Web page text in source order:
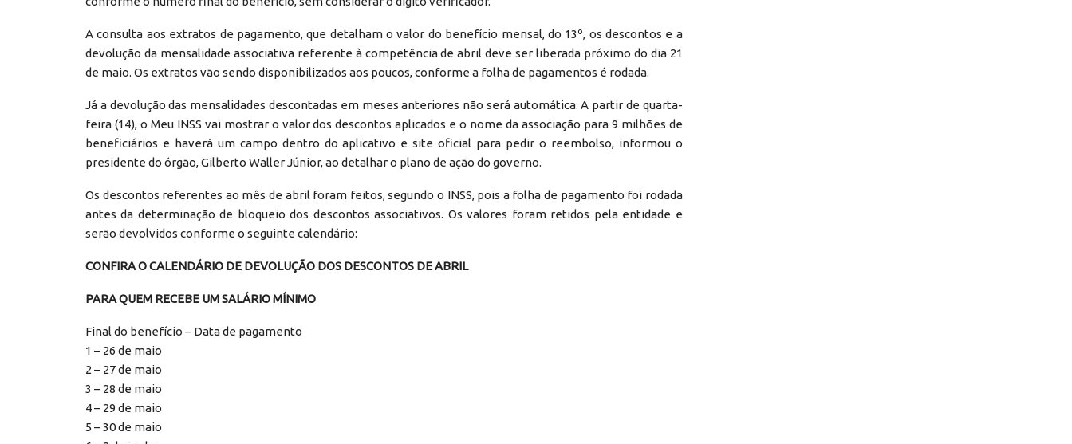
A consulta aos extratos de pagamento, que detalham o valor do benefício mensal, do 13º, os descontos e a
devolução da mensalidade associativa referente à competência de abril deve ser liberada próximo do dia 21
de maio. Os extratos vão sendo disponibilizados aos poucos, conforme a folha de pagamentos é rodada.
Já a devolução das mensalidades descontadas em meses anteriores não será automática. A partir de quarta-
feira (14), o Meu INSS vai mostrar o valor dos descontos aplicados e o nome da associação para 9 milhões de
beneficiários e haverá um campo dentro do aplicativo e site oficial para pedir o reembolso, informou o
presidente do órgão, Gilberto Waller Júnior, ao detalhar o plano de ação do governo.
Os descontos referentes ao mês de abril foram feitos, segundo o INSS, pois a folha de pagamento foi rodada
antes da determinação de bloqueio dos descontos associativos. Os valores foram retidos pela entidade e
serão devolvidos conforme o seguinte calendário:
CONFIRA O CALENDÁRIO DE DEVOLUÇÃO DOS DESCONTOS DE ABRIL
PARA QUEM RECEBE UM SALÁRIO MÍNIMO
Final do benefício – Data de pagamento
1 – 26 de maio
2 – 27 de maio
3 – 28 de maio
4 – 29 de maio
5 – 30 de maio